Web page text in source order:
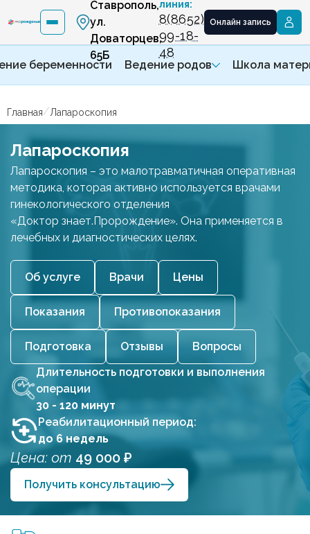
Ставрополь,
ул.
Доваторцев,
65Б
линия:
8(8652)
99-18-
48
Онлайн запись
беременности Ведение родов Школа
Главная/Лапароскопия
Лапароскопия
Лапароскопия – это малотравматичная оперативная
методика, которая активно используется врачами
гинекологического отделения
«Доктор знает.Пророждение». Она применяется в
лечебных и диагностических целях.
Длительность подготовки и выполнения
операции
30 - 120 минут
Реабилитационный период:
до 6 недель
Цена: от 49 000 ₽
Получить консультацию
Об услуге Врачи Цены
Показания Противопоказания
Подготовка Отзывы Вопросы